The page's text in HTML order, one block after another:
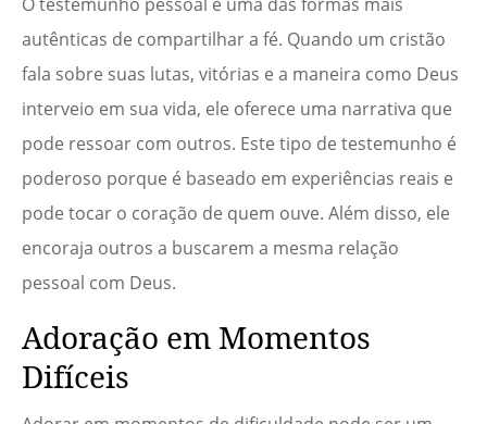
autênticas de compartilhar a fé. Quando um cristão
fala sobre suas lutas, vitórias e a maneira como Deus
interveio em sua vida, ele oferece uma narrativa que
pode ressoar com outros. Este tipo de testemunho é
poderoso porque é baseado em experiências reais e
pode tocar o coração de quem ouve. Além disso, ele
encoraja outros a buscarem a mesma relação
pessoal com Deus.
Adoração em Momentos
Difíceis